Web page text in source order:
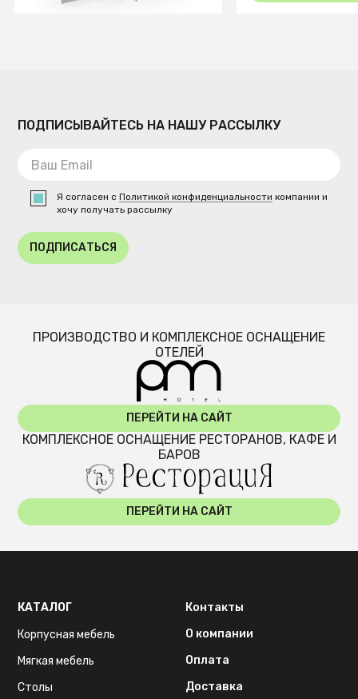
ПОДПИСЫВАЙТЕСЬ НА НАШУ РАССЫЛКУ
Я согласен сПолитикой конфиденциальности компании и
хочу получать рассылку
ПОДПИСАТЬСЯ
ПРОИЗВОДСТВО И КОМПЛЕКСНОЕ ОСНАЩЕНИЕ
ОТЕЛЕЙ
ПЕРЕЙТИ НА САЙТ
КОМПЛЕКСНОЕ ОСНАЩЕНИЕ РЕСТОРАНОВ, КАФЕ И
БАРОВ
ПЕРЕЙТИ НА САЙТ
КАТАЛОГ
Корпусная мебель
Мягкая мебель
Столы
Контакты
О компании
Оплата
Доставка